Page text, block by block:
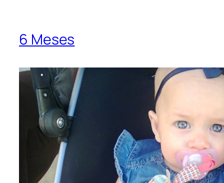
6 Meses